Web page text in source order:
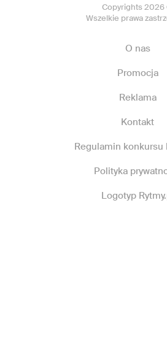
Copyrights 2026
Wszelkie prawa
O nas
Promocja
Reklama
Kontakt
Regulamin konkursu
Polityka
Logotyp